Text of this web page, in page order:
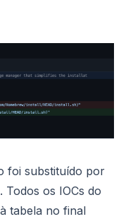
foi substituído por
Todos os IOCs do
tabela no final